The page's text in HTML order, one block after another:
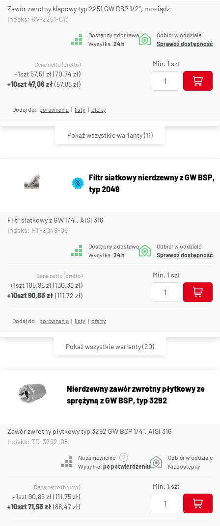
Zawór zwrotny klapowy typ 2251 GW BSP 1/2", mosiądz
Indeks: RV-2251-013
Dostępny z dostawą
Wysyłka: 24 h
Odbiór w oddziale
Sprawdź dostępność
Cena netto (brutto)
+1szt 57,51 zł(70,74 zł)
+10szt47,06 zł(57,88 zł)
Min. 1 szt
Dodaj do: porównania | listy | oferty
Pokaż wszystkie warianty(11)
%
Filtr siatkowy nierdzewny z GW BSP,
typ 2049
Filtr siatkowy z GW 1/4", AISI 316
Indeks: HT-2049-08
Dostępny z dostawą
Wysyłka: 24 h
Odbiór w oddziale
Sprawdź dostępność
Cena netto (brutto)
+1szt 105,96 zł(130,33 zł)
+10szt90,83 zł(111,72 zł)
Min. 1 szt
Dodaj do: porównania | listy | oferty
Pokaż wszystkie warianty(20)
Nierdzewny zawór zwrotny płytkowy ze
sprężyną z GW BSP, typ 3292
Zawór zwrotny płytkowy typ 3292 GW BSP 1/4", AISI 316
Indeks: TD-3292-08
Na zamówienie
Wysyłka: po potwierdzeniu
Odbiór w oddziale
Niedostępny
Cena netto (brutto)
+1szt90,85 zł(111,75 zł)
+10szt71,93 zł(88,47 zł)
Min. 1 szt